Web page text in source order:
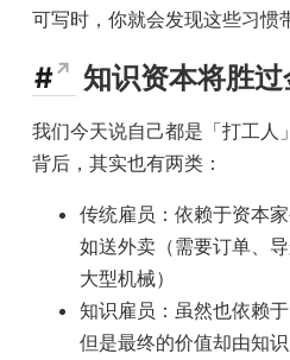
可写时，你就会发现这些习惯
# 知识资本将胜
我们今天说自己都是「打工人
背后，其实也有两类：
传统雇员：依赖于资本
如送外卖（需要订单、
大型机械）
知识雇员：虽然也依赖
但是最终的价值却由知